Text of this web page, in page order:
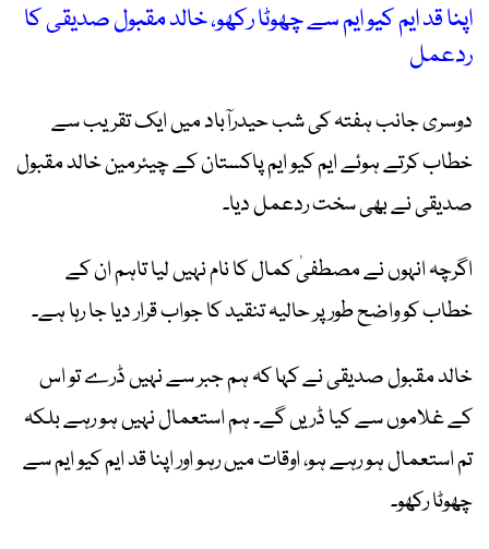
اپنا قد ایم کیو ایم سے چھوٹا رکھو، خالد مقبول صدیقی کا
ردعمل
دوسری جانب ہفتہ کی شب حیدرآباد میں ایک تقریب سے
خطاب کرتے ہوئے ایم کیو ایم پاکستان کے چیئرمین خالد مقبول
صدیقی نے بھی سخت ردعمل دیا۔
اگرچہ انہوں نے مصطفیٰ کمال کا نام نہیں لیا تاہم ان کے
خطاب کو واضح طور پر حالیہ تنقید کا جواب قرار دیا جا رہا ہے۔
خالد مقبول صدیقی نے کہا کہ ہم جبر سے نہیں ڈرے تو اس
کے غلاموں سے کیا ڈریں گے۔ ہم استعمال نہیں ہو رہے بلکہ
تم استعمال ہو رہے ہو، اوقات میں رہو اور اپنا قد ایم کیو ایم سے
چھوٹا رکھو۔